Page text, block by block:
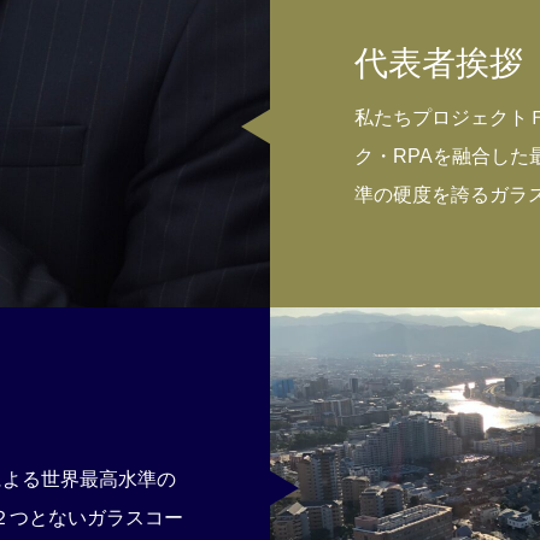
代表者挨拶
私たちプロジェクト
ク・RPAを融合した
準の硬度を誇るガラ
る世界最高水準の
つとないガラスコー